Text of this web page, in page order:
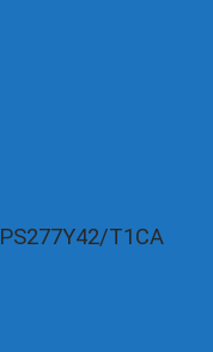
PS277Y42/T1CA